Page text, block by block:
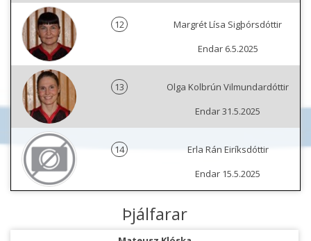
12
Margrét Lísa Sigþórsdóttir
Endar 6.5.2025
13
Olga Kolbrún Vilmundardóttir
Endar 31.5.2025
14
Erla Rán Eiríksdóttir
Endar 15.5.2025
Þjálfarar